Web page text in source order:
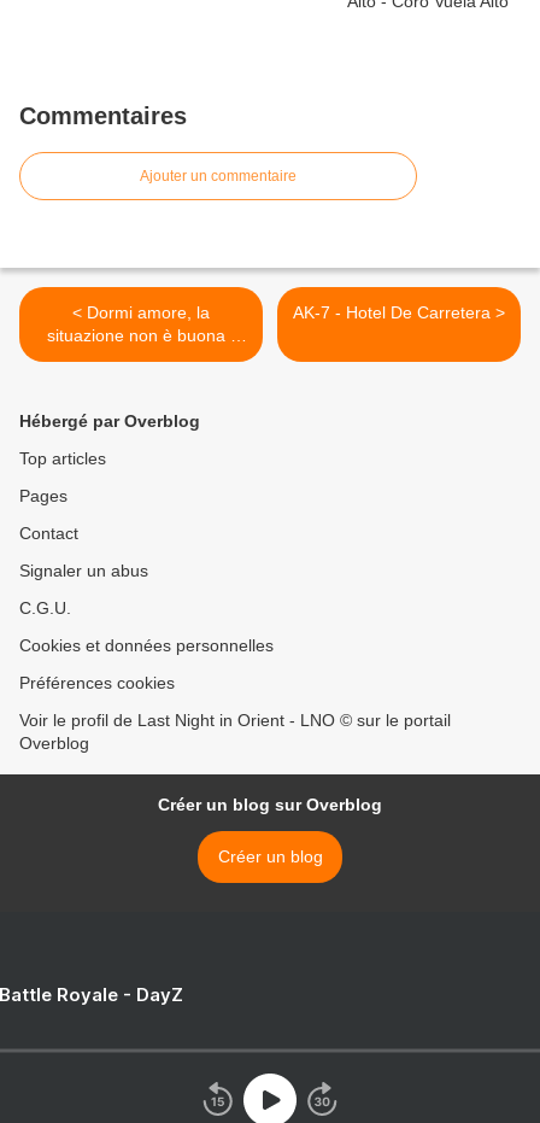
Commentaires
Ajouter un commentaire
< Dormi amore, la
situazione non è buona ·
Adriano Celentano
AK-7 - Hotel De Carretera >
Hébergé par Overblog
Top articles
Pages
Contact
Signaler un abus
C.G.U.
Cookies et données personnelles
Préférences cookies
Voir le profil de Last Night in Orient - LNO © sur le portail
Overblog
Créer un blog sur Overblog
Créer un blog
Royale - DayZ